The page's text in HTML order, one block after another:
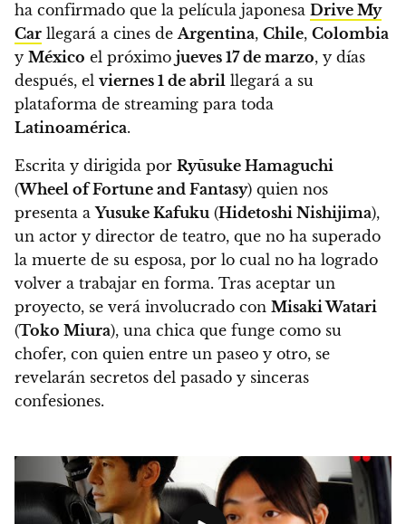
ha confirmado que la película japonesa Drive My
Car llegará a cines deArgentina, Chile, Colombia
y México el próximo jueves 17 de marzo, y días
después, el viernes 1 de abril llegará a su
plataforma de streaming para toda
Latinoamérica.
Escrita y dirigida por Ryūsuke Hamaguchi
(Wheel of Fortune and Fantasy) quien nos
presenta aYusuke Kafuku(Hidetoshi Nishijima),
un actor y director de teatro, que no ha superado
la muerte de su esposa, por lo cual no ha logrado
volver a trabajar en forma. Tras aceptar un
proyecto, se verá involucrado con Misaki Watari
(Toko Miura), una chica que funge como su
chofer, con quien entre un paseo y otro, se
revelarán secretos del pasado y sinceras
confesiones.